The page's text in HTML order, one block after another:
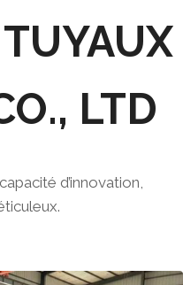
LTD
d’innovation,